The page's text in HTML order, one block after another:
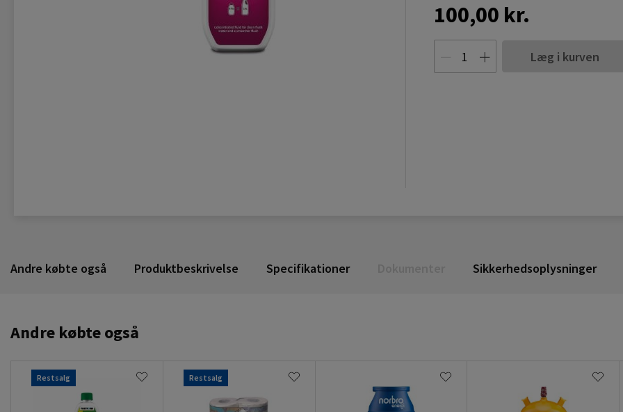
100,00 kr.
Læg i kurven
Andre købte også Produktbeskrivelse Specifikationer Sikkerhedsoplysninger
Andre købte også
Restsalg Restsalg